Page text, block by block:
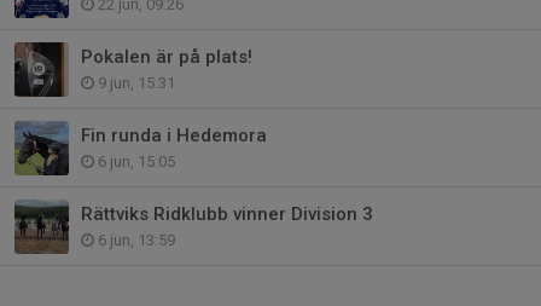
22 jun, 09:26
Pokalen är på plats!
9 jun, 15:31
Fin runda i Hedemora
6 jun, 15:05
Rättviks Ridklubb vinner Division 3
6 jun, 13:59